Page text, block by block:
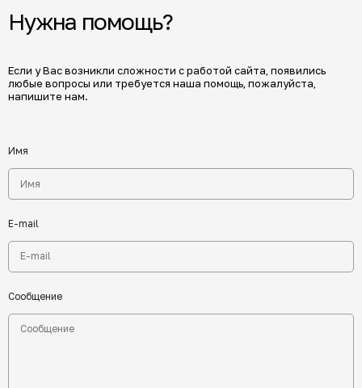
Нужна помощь?
Если у Вас возникли сложности с работой сайта, появились
любые вопросы или требуется наша помощь, пожалуйста,
напишите нам.
Имя
E-mail
Сообщение